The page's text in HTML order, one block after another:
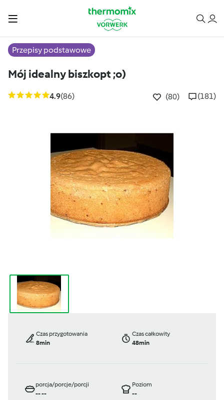
Przepisy podstawowe
Mój idealny biszkopt ;o)
4.9(86) (80) (181)
Czas przygotowania
8min
Czas całkowity
48min
porcja/porcje/porcji
----
Poziom
--